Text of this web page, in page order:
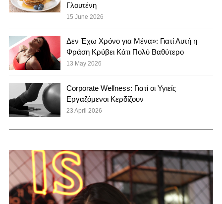
Γλουτένη
15 June 2026
Δεν Έχω Χρόνο για Μένα»: Γιατί Αυτή η
Φράση Κρύβει Κάτι Πολύ Βαθύτερο
13 May 2026
Corporate Wellness: Γιατί οι Υγιείς
Εργαζόμενοι Κερδίζουν
23 April 2026